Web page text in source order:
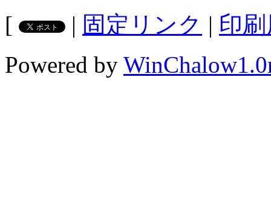
[
| 固定リンク | 印
Powered by